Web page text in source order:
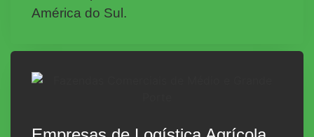
América do Sul.